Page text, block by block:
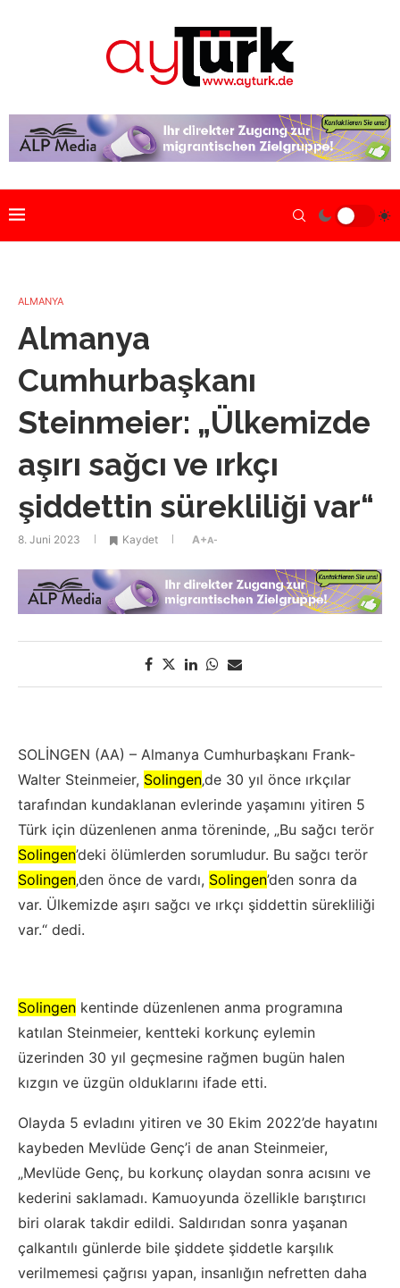
ALMANYA
Almanya
Cumhurbaşkanı
Steinmeier: „Ülkemizde
aşırı sağcı ve ırkçı
şiddettin sürekliliği var“
8. Juni 2023 Kaydet A+A-
SOLİNGEN (AA) – Almanya Cumhurbaşkanı Frank-
Walter Steinmeier, Solingen‚de 30 yıl önce ırkçılar
tarafından kundaklanan evlerinde yaşamını yitiren 5
Türk için düzenlenen anma töreninde, „Bu sağcı terör
Solingen’deki ölümlerden sorumludur. Bu sağcı terör
Solingen‚den önce de vardı, Solingen’den sonra da
var. Ülkemizde aşırı sağcı ve ırkçı şiddettin sürekliliği
var.“ dedi.
Solingen kentinde düzenlenen anma programına
katılan Steinmeier, kentteki korkunç eylemin
üzerinden 30 yıl geçmesine rağmen bugün halen
kızgın ve üzgün olduklarını ifade etti.
Olayda 5 evladını yitiren ve 30 Ekim 2022’de hayatını
kaybeden Mevlüde Genç’i de anan Steinmeier,
„Mevlüde Genç, bu korkunç olaydan sonra acısını ve
kederini saklamadı. Kamuoyunda özellikle barıştırıcı
biri olarak takdir edildi. Saldırıdan sonra yaşanan
çalkantılı günlerde bile şiddete şiddetle karşılık
verilmemesi çağrısı yapan, insanlığın nefretten daha